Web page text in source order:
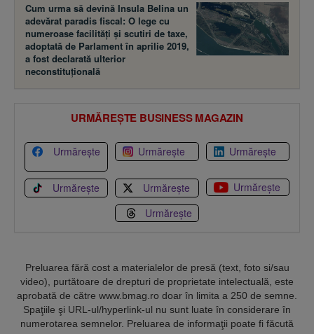
Cum urma să devină Insula Belina un
adevărat paradis fiscal: O lege cu
numeroase facilităţi şi scutiri de taxe,
adoptată de Parlament în aprilie 2019,
a fost declarată ulterior
neconstituţională
URMĂREȘTE BUSINESS MAGAZIN
Urmărește Urmărește Urmărește
Urmărește Urmărește
Urmărește
Urmărește
Preluarea fără cost a materialelor de presă (text, foto si/sau
video), purtătoare de drepturi de proprietate intelectuală, este
aprobată de către www.bmag.ro doar în limita a 250 de semne.
Spaţiile şi URL-ul/hyperlink-ul nu sunt luate în considerare în
numerotarea semnelor. Preluarea de informaţii poate fi făcută